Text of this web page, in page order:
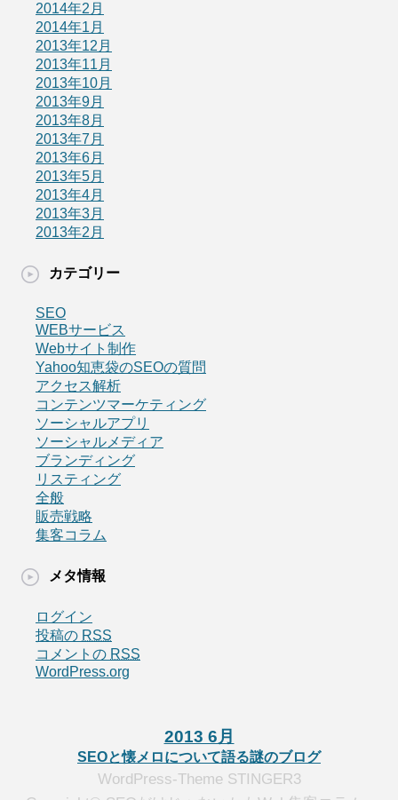
2014年2月
2014年1月
2013年12月
2013年11月
2013年10月
2013年9月
2013年8月
2013年7月
2013年6月
2013年5月
2013年4月
2013年3月
2013年2月
カテゴリー
SEO
WEBサービス
Webサイト制作
Yahoo知恵袋のSEOの質問
アクセス解析
コンテンツマーケティング
ソーシャルアプリ
ソーシャルメディア
ブランディング
リスティング
全般
販売戦略
集客コラム
メタ情報
ログイン
投稿の RSS
コメントの RSS
WordPress.org
2013 6月
SEOと懐メロについて語る謎のブログ
WordPress-Theme STINGER3